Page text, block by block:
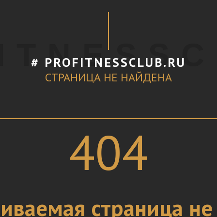
404
страница
N E S S C
СТРАНИЦА НЕ НАЙДЕНА
# PROFITNESSCLUB.RU